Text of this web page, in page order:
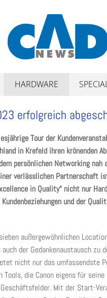
HARDWARE
erfolgreich
Tour der
in Krefeld ihren krönenden
persönlichen Networking nah
verlässlichen Partnerschaft
in Quality“ nicht nur
und der
außergewöhnlichen
der Gedankenaustausch zu
nicht nur das umfassendste
die Canon eigens für
Mit der Start-